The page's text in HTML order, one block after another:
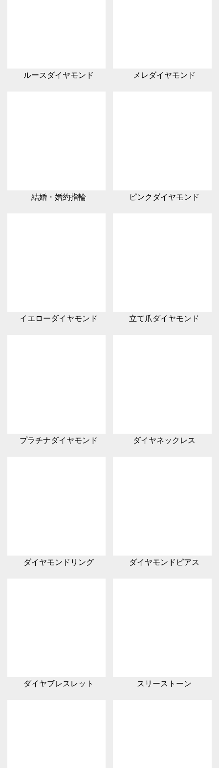
ルースダイヤモンド メレダイヤモンド
結婚・婚約指輪 ピンクダイヤモンド
イエローダイヤモンド 立て爪ダイヤモンド
プラチナダイヤモンド ダイヤネックレス
ダイヤモンドリング ダイヤモンドピアス
ダイヤブレスレット スリーストーン